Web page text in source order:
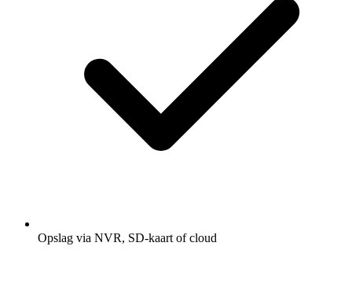
Opslag via NVR, SD-kaart of cloud